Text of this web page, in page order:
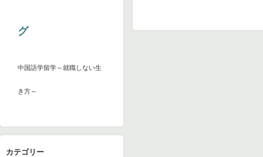
グ
中国語学留学～就職しない生
き方～
カテゴリー